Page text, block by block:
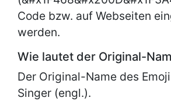
Code bzw. auf Webseiten
werden.
Wie lautet der Original-
Der Original-Name des
Singer (engl.).